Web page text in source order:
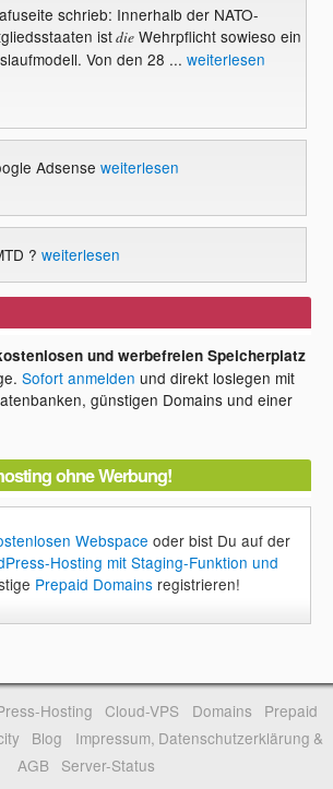
schrieb: Innerhalb der NATO-
istdieWehrpflicht sowieso ein
Von den 28 ... weiterlesen
Adsense weiterlesen
? weiterlesen
und werbefreien Speicherplatz
Sofort anmelden und direkt loslegen mit
günstigen Domains und einer
ohne Werbung!
Webspace oder bist Du auf der
Hosting mit Staging-Funktion und
Prepaid Domains registrieren!
Hosting Cloud-VPS Domains
Prepaid
Blog
Impressum, Datenschutzerklärung &
AGB
Server-Status